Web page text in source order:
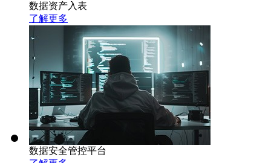
数据资产入表
了解更多
数据安全管控平台